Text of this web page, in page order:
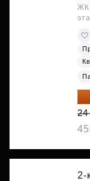
ЖК
24
2-